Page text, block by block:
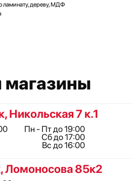
ламинату, дереву, МДФ
50 к.1